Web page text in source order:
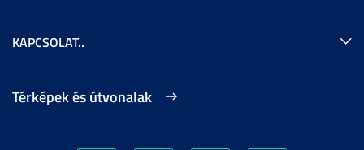
KAPCSOLAT..
Térképek és útvonalak